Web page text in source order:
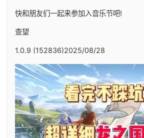
快和朋友们一起来参加入音乐节吧!
查望
1.0.9 (152836)2025/08/28